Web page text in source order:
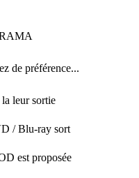
de préférence...
leur sortie
/ Blu-ray sort
est proposée